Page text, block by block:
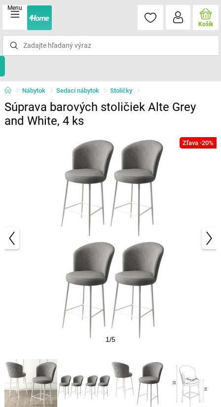
Menu
Košík
Nábytok Sedací nábytok Stoličky
Súprava barových stoličiek Alte Grey
and White, 4 ks
Zľava -20%
1/5